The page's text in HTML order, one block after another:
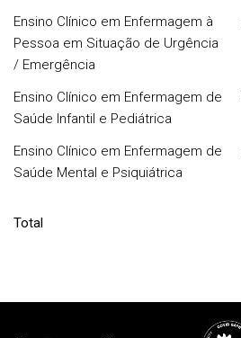
Ensino Clínico em Enfermagem à
Pessoa em Situação de Urgência
/ Emergência
Ensino Clínico em Enfermagem de
Saúde Infantil e Pediátrica
Ensino Clínico em Enfermagem de
Saúde Mental e Psiquiátrica
Total